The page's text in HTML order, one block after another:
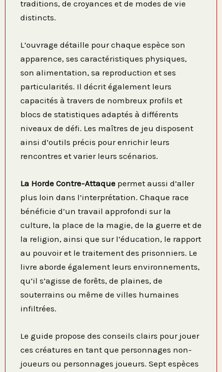
traditions, de croyances et de modes de vie
distincts.
L’ouvrage détaille pour chaque espèce son
apparence, ses caractéristiques physiques,
son alimentation, sa reproduction et ses
particularités. Il décrit également leurs
capacités à travers de nombreux profils et
blocs de statistiques adaptés à différents
niveaux de défi. Les maîtres de jeu disposent
ainsi d’outils précis pour enrichir leurs
rencontres et varier leurs scénarios.
La Horde Contre-Attaque permet aussi d’aller
plus loin dans l’interprétation. Chaque race
bénéficie d’un travail approfondi sur la
culture, la place de la magie, de la guerre et de
la religion, ainsi que sur l’éducation, le rapport
au pouvoir et le traitement des prisonniers. Le
livre aborde également leurs environnements,
qu’il s’agisse de forêts, de plaines, de
souterrains ou même de villes humaines
infiltrées.
Le guide propose des conseils clairs pour jouer
ces créatures en tant que personnages non-
joueurs ou personnages joueurs. Sept espèces